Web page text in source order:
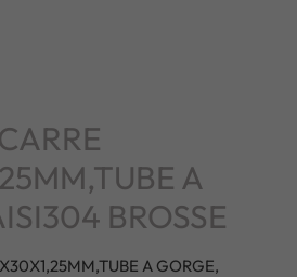
A
BROSSE
A GORGE,